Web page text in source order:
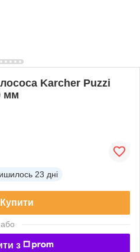
Karcher Puzzi
мм
23 дні
Купити
або
з